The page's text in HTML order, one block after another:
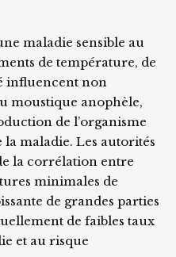
maladie sensible au
de température, de
influencent non
moustique anophèle,
de l’organisme
maladie. Les autorités
la corrélation entre
minimales de
de grandes parties
de faibles taux
et au risque